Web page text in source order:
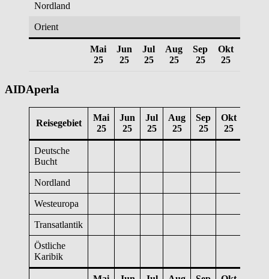
Nordland
Orient
Mai
25
Jun
25
Jul
25
Aug
25
Sep
25
Okt
25
AIDAperla
Reisegebiet
Mai
25
Jun
25
Jul
25
Aug
25
Sep
25
Okt
25
Deutsche
Bucht
Nordland
Westeuropa
Transatlantik
Östliche
Karibik